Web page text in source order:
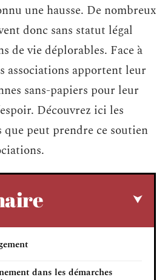
une hausse. De nombreux
donc sans statut légal
de vie déplorables. Face à
associations apportent leur
sans-papiers pour leur
Découvrez ici les
peut prendre ce soutien
dans les démarches